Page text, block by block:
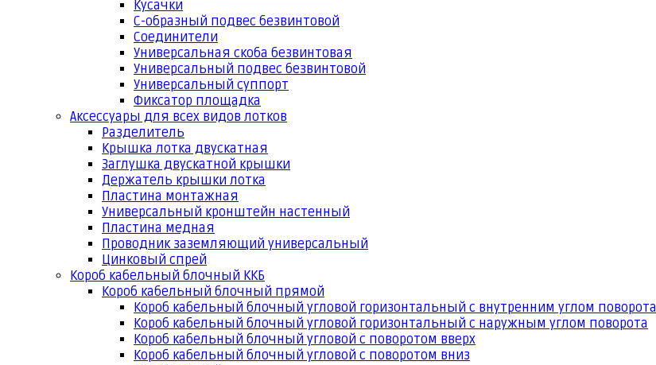
Кусачки
С-образный подвес безвинтовой
Соединители
Универсальная скоба безвинтовая
Универсальный подвес безвинтовой
Универсальный суппорт
Фиксатор площадка
Аксессуары для всех видов лотков
Разделитель
Крышка лотка двускатная
Заглушка двускатной крышки
Держатель крышки лотка
Пластина монтажная
Универсальный кронштейн настенный
Пластина медная
Проводник заземляющий универсальный
Цинковый спрей
Короб кабельный блочный ККБ
Короб кабельный блочный прямой
Короб кабельный блочный угловой горизонтальный с внутренним углом поворота
Короб кабельный блочный угловой горизонтальный с наружным углом поворота
Короб кабельный блочный угловой с поворотом вверх
Короб кабельный блочный угловой с поворотом вниз